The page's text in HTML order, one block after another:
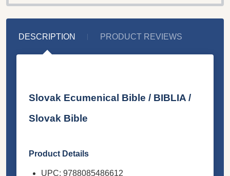
DESCRIPTION PRODUCT REVIEWS
Slovak Ecumenical Bible / BIBLIA /
Slovak Bible
Product Details
UPC: 9788085486612